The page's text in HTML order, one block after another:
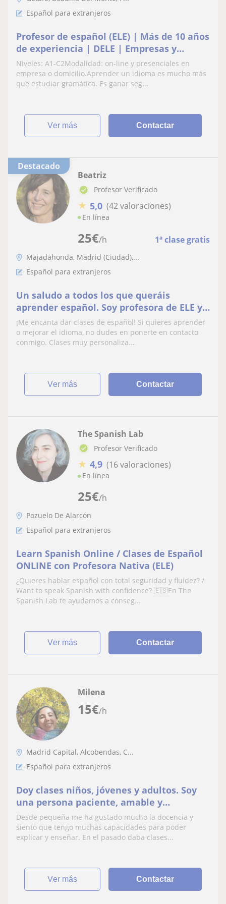
Español para extranjeros
Profesor de español (ELE) | Más de 10 años
de experiencia | DELE | Empresas y
Expatriados
Niveles: A1-C2Modalidad: on-line y presenciales en
empresa o domicilio.Aprender un idioma es mucho más
que estudiar gramática. Es ganar seg...
ver más Contactar
Destacado
25€/h 1ª clase gratis
Beatriz
Profesor Verificado
★ 5,0 (42 valoraciones)
En línea
Majadahonda, Madrid (Ciudad),...
Español para extranjeros
Un saludo a todos los que queráis
aprender español. Soy profesora de ELE y
arqueóloga. Doy clases muy entretenidas
presenciales y on line
¡Me encanta dar clases de español! Si quieres aprender
o mejorar el idioma, no dudes en ponerte en contacto
conmigo. Clases muy personaliza...
ver más Contactar
25€/h
The Spanish Lab
Profesor Verificado
★ 4,9 (16 valoraciones)
En línea
Pozuelo De Alarcón
Español para extranjeros
Learn Spanish Online / Clases de Español
ONLINE con Profesora Nativa (ELE)
¿Quieres hablar español con total seguridad y fluidez? /
Want to speak Spanish with confidence? 🇪🇸En The
Spanish Lab te ayudamos a conseg...
ver más Contactar
15€/h
Milena
Madrid Capital, Alcobendas, C...
Español para extranjeros
Doy clases niños, jóvenes y adultos. Soy
una persona paciente, amable y
respetuosa
Desde pequeña me ha gustado mucho la docencia y
siento que tengo muchas capacidades para poder
explicar y enseñar. En el pasado daba clases...
ver más Contactar